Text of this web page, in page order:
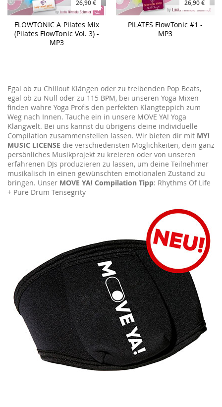
26,90 €
FLOWTONIC A Pilates Mix
(Pilates FlowTonic Vol. 3) -
MP3
26,90 €
PILATES FlowTonic #1 -
MP3
Egal ob zu Chillout Klängen oder zu treibenden Pop Beats,
egal ob zu Null oder zu 115 BPM, bei unseren Yoga Mixen
finden wahre Yoga Profis den perfekten Klangteppich zum
Weg nach Innen. Tauche ein in unsere MOVE YA! Yoga
Klangwelt. Bei uns kannst du übrigens deine individuelle
Compilation zusammenstellen lassen. Wir bieten dir mit MY!
MUSIC LICENSE die verschiedensten Möglichkeiten, dein ganz
persönliches Musikprojekt zu kreieren oder von unseren
erfahrenen DJs produzieren zu lassen, um deine Teilnehmer
musikalisch in einen gewünschten emotionalen Zustand zu
bringen. Unser MOVE YA! Compilation Tipp: Rhythms Of Life
+ Pure Drum Tensegrity